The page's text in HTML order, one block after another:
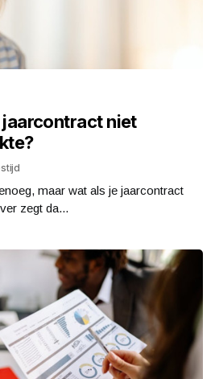
jaarcontract niet
maar wat als je jaarcontract
zegt da...